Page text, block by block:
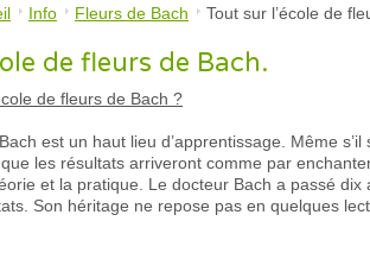
Info Fleurs de Bach Tout sur l’école de
de fleurs de Bach.
de fleurs de Bach ?
est un haut lieu d’apprentissage. Même
les résultats arriveront comme par
et la pratique. Le docteur Bach a passé
Son héritage ne repose pas en quelques